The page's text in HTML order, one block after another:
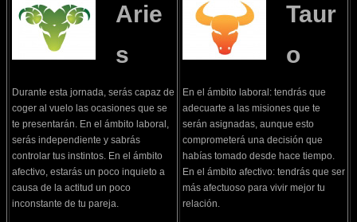
Arie
s
Durante esta jornada, serás capaz de
coger al vuelo las ocasiones que se
te presentarán. En el ámbito laboral,
serás independiente y sabrás
controlar tus instintos. En el ámbito
afectivo, estarás un poco inquieto a
causa de la actitud un poco
inconstante de tu pareja.
Taur
o
En el ámbito laboral: tendrás que
adecuarte a las misiones que te
serán asignadas, aunque esto
comprometerá una decisión que
habías tomado desde hace tiempo.
En el ámbito afectivo: tendrás que ser
más afectuoso para vivir mejor tu
relación.